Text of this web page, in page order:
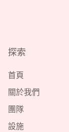
探索
首頁
關於我們
團隊
設施